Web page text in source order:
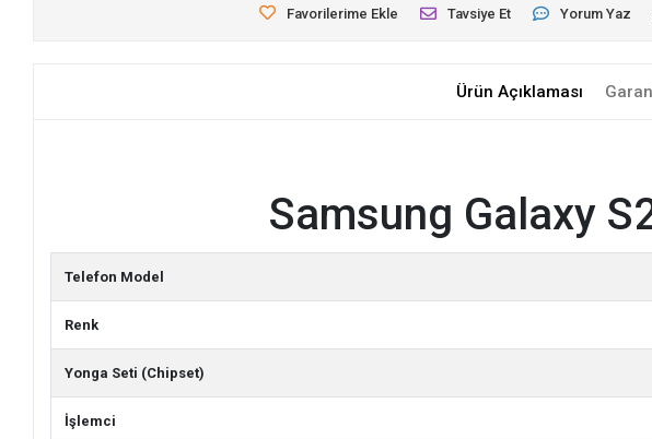
Favorilerime Ekle Tavsiye Et Yorum Yaz
Ürün Açıklaması
Samsung Galaxy
Telefon Model
Renk
Yonga Seti (Chipset)
İşlemci